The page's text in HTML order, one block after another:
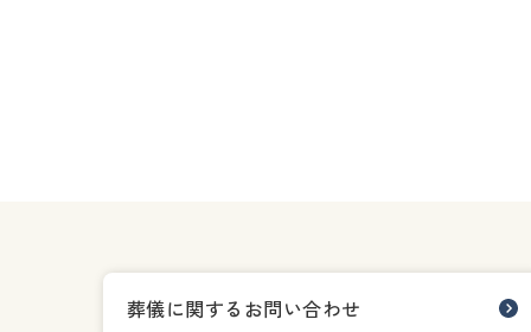
葬儀に関するお問い合わせ